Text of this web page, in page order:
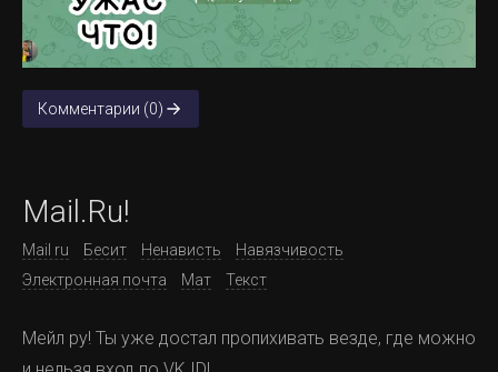
Комментарии (0)
Mail.Ru!
Mail ru Бесит Ненависть
Навязчивость
Электронная почта
Мат Текст
Мейл ру! Ты уже достал пропихивать везде, где можно